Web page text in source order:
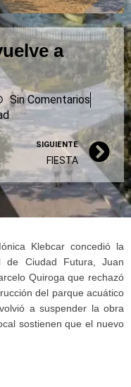
a
Sin Comentarios
SIGUIENTE
FIESTA
Klebcar concedió la
de Ciudad Futura, Juan
Quiroga que rechazó
del parque acuático
a suspender la obra
sostienen que el nuevo